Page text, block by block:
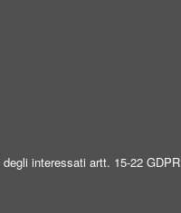
interessati artt. 15-22 GDPR